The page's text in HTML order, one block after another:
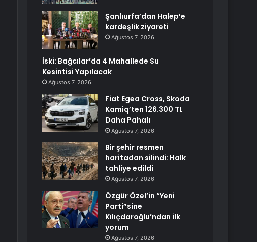
Şanlıurfa’dan Halep’e
kardeşlik ziyareti
Ağustos 7, 2026
İski: Bağcılar’da 4 Mahallede Su
Kesintisi Yapılacak
Ağustos 7, 2026
Fiat Egea Cross, Skoda
Kamiq’ten 126.300 TL
Daha Pahalı
Ağustos 7, 2026
Bir şehir resmen
haritadan silindi: Halk
tahliye edildi
Ağustos 7, 2026
Özgür Özel’in “Yeni
Parti”sine
Kılıçdaroğlu’ndan ilk
yorum
Ağustos 7, 2026